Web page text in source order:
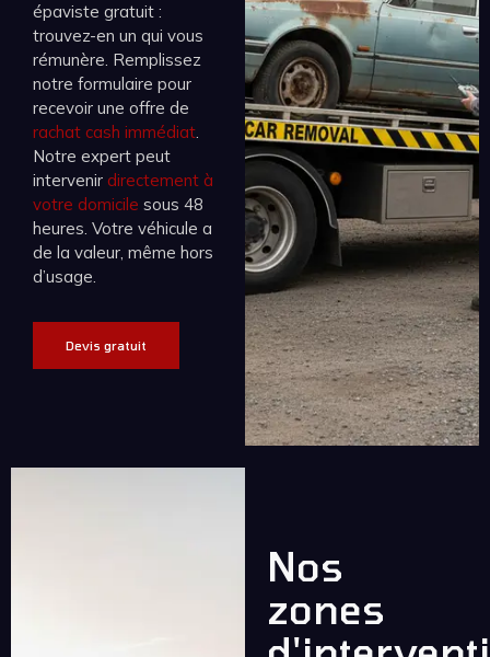
épaviste gratuit :
trouvez-en un qui vous
rémunère. Remplissez
notre formulaire pour
recevoir une offre de
rachat cash immédiat.
Notre expert peut
intervenir directement à
votre domicile sous 48
heures. Votre véhicule a
de la valeur, même hors
d’usage.
Devis gratuit
Nos
zones